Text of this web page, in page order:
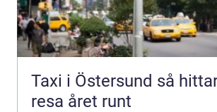
Taxi i Östersund så hittar du rätt
resa året runt